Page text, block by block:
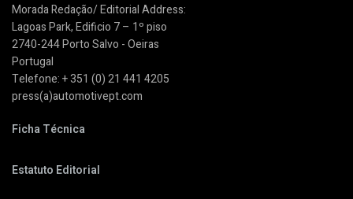
Morada Redação/ Editorial Address:
Lagoas Park, Edificio 7 – 1º piso
2740-244 Porto Salvo - Oeiras
Portugal
Telefone: + 351 (0) 21 441 4205
press(a)automotivept.com
Ficha Técnica
Estatuto Editorial